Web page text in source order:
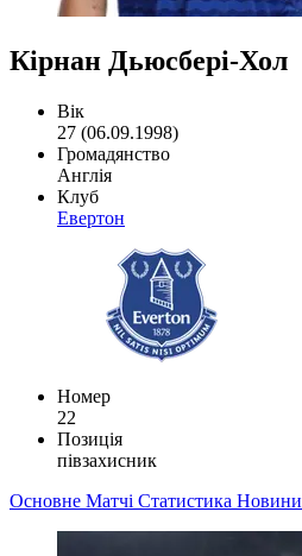
Кірнан Дьюсбері-Хол
Вік
27 (06.09.1998)
Громадянство
Англія
Клуб
Евертон
Номер
22
Позиція
півзахисник
Основне Матчі Статистика Новини